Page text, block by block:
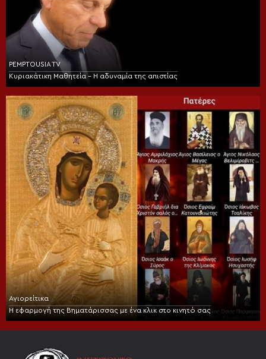
PEMPTOUSIA TV
Κυριακάτικη Μαθητεία – Η αδυναμία της απιστίας
Αγιορείτικα
Η εφαρμογή της Βηματάρισσας με ένα κλικ στο κινητό σας